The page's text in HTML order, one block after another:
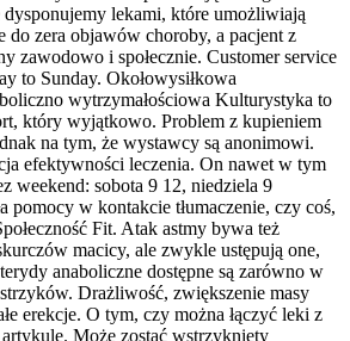
lekami, które umożliwiają
zera objawów choroby, a pacjent z
zawodowo i społecznie. Customer service
to Sunday. Okołowysiłkowa
wytrzymałościowa Kulturystyka to
który wyjątkowo. Problem z kupieniem
na tym, że wystawcy są anonimowi.
efektywności leczenia. On nawet w tym
weekend: sobota 9 12, niedziela 9
pomocy w kontakcie tłumaczenie, czy coś,
Fit. Atak astmy bywa też
macicy, ale zwykle ustępują one,
anaboliczne dostępne są zarówno w
Drażliwość, zwiększenie masy
erekcje. O tym, czy można łączyć leki z
Może zostać wstrzyknięty